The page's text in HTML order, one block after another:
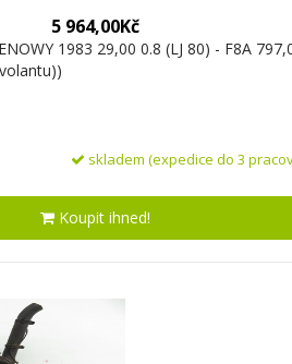
5 964,00Kč
1983 29,00 0.8 (LJ 80) - F8A
skladem (expedice do 3
Koupit ihned!